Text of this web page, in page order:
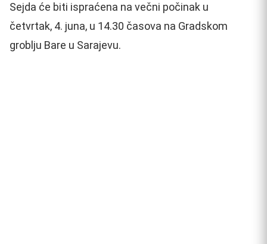
Sejda će biti ispraćena na večni počinak u
četvrtak, 4. juna, u 14.30 časova na Gradskom
groblju Bare u Sarajevu.